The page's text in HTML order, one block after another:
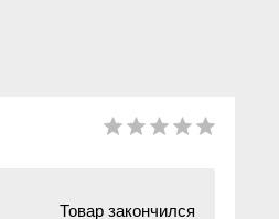
Товар закончился